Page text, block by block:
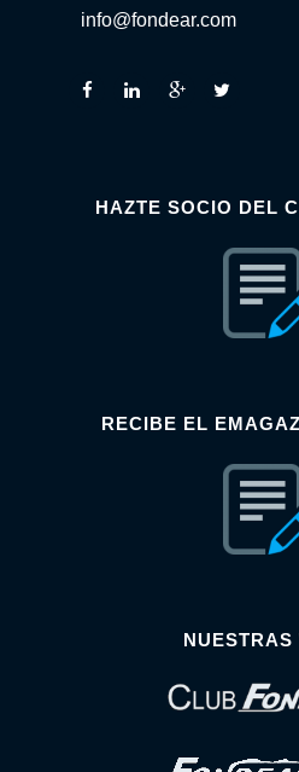
info@fondear.com
HAZTE SOCIO DEL
RECIBE EL
NUESTRAS